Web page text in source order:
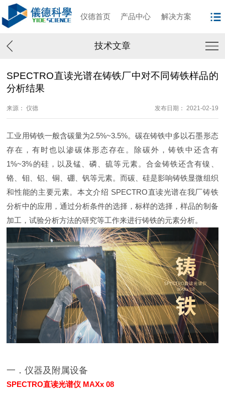
仪德首页 产品中心 解决方案
技术文章
SPECTRO直读光谱在铸铁厂中对不同铸铁样品的
分析结果
来源： 仪德 发布日期： 2021-02-19
工业用铸铁一般含碳量为2.5%~3.5%。碳在铸铁中多以石墨形态
存在，有时也以渗碳体形态存在。除碳外，铸铁中还含有
1%~3%的硅，以及锰、磷、硫等元素。合金铸铁还含有镍、
铬、钼、铝、铜、硼、钒等元素。而碳、硅是影响铸铁显微组织
和性能的主要元素。本文介绍 SPECTRO直读光谱在我厂铸铁
分析中的应用，通过分析条件的选择，标样的选择，样品的制备
加工，试验分析方法的研究等工作来进行铸铁的元素分析。
一．仪器及附属设备
SPECTRO直读光谱仪 MAXx 08